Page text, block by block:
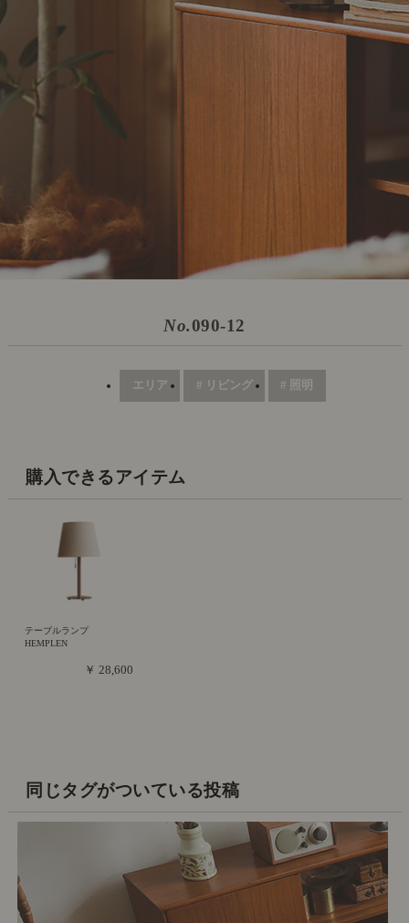
No.090-12
エリア # リビング # 照明
購入できるアイテム
テーブルランプ
HEMPLEN
￥ 28,600
同じタグがついている投稿